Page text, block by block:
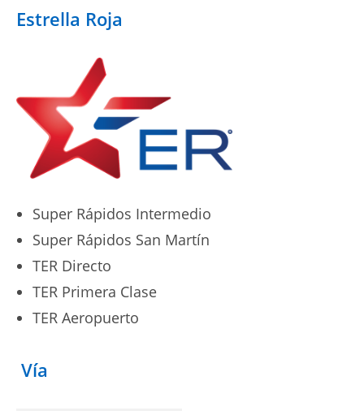
Estrella Roja
Super Rápidos Intermedio
Super Rápidos San Martín
TER Directo
TER Primera Clase
TER Aeropuerto
Vía